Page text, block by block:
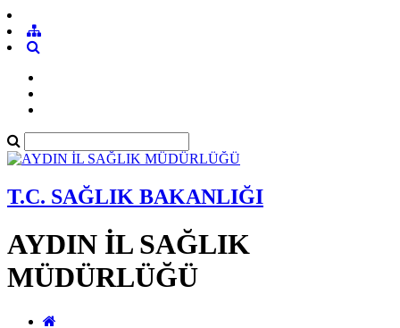
T.C. SAĞLIK BAKANLIĞI
AYDIN İL SAĞLIK
MÜDÜRLÜĞÜ